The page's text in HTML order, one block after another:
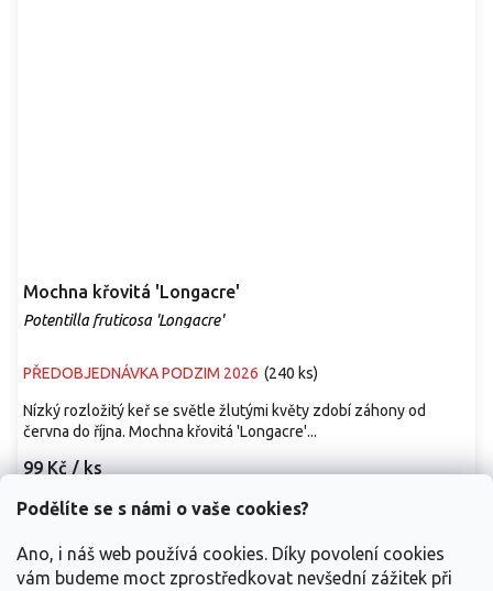
Podělíte se s námi o vaše cookies?
Ano, i náš web používá cookies. Díky povolení cookies
vám budeme moct zprostředkovat nevšední zážitek při
Mochna křovitá 'Longacre'
Potentilla fruticosa 'Longacre'
PŘEDOBJEDNÁVKA PODZIM 2026 (240 ks)
99 Kč/ ks
Detail
Nízký rozložitý keř se světle žlutými květy zdobí záhony od
června do října. Mochna křovitá 'Longacre'...
Novinka